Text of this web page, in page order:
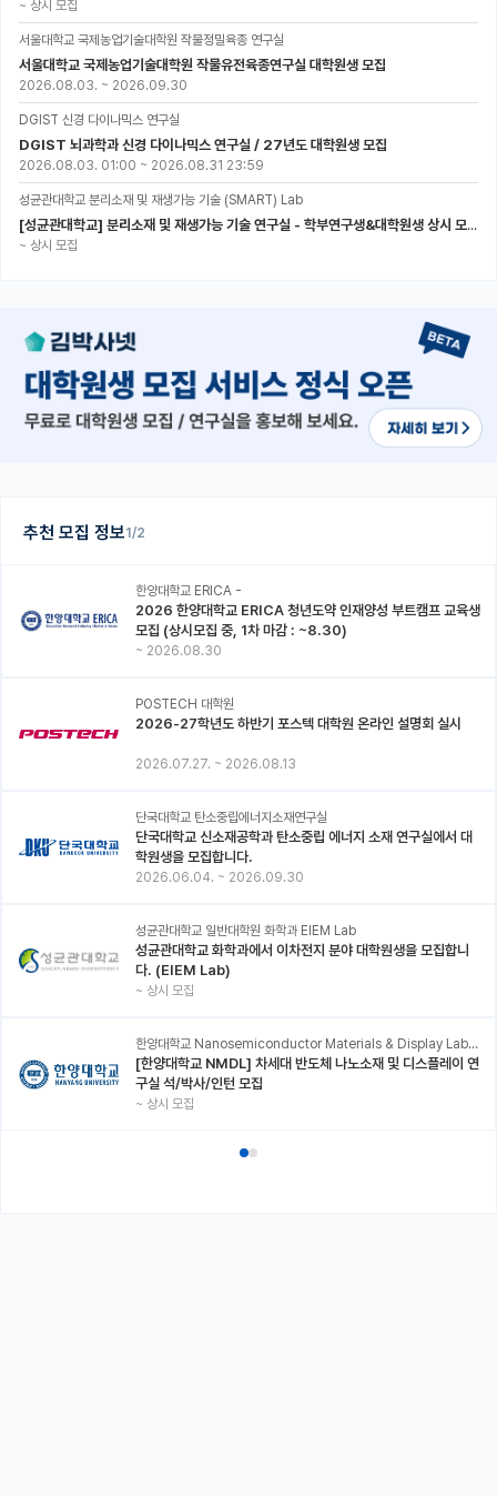
추천 모집 정보1/2
한양대학교 ERICA -
2026 한양대학교 ERICA 청년도약 인재양성 부트캠프 교육생
모집 (상시모집 중, 1차 마감 : ~8.30)
~ 2026.08.30
POSTECH 대학원
2026-27학년도 하반기 포스텍 대학원 온라인 설명회 실시
2026.07.27. ~ 2026.08.13
단국대학교 탄소중립에너지소재연구실
단국대학교 신소재공학과 탄소중립 에너지 소재 연구실에서 대
학원생을 모집합니다.
2026.06.04. ~ 2026.09.30
성균관대학교 일반대학원 화학과 EIEM Lab
성균관대학교 화학과에서 이차전지 분야 대학원생을 모집합니
다. (EIEM Lab)
~ 상시 모집
한양대학교 Nanosemiconductor Materials & Display Laboratory
[한양대학교 NMDL] 차세대 반도체 나노소재 및 디스플레이 연
구실 석/박사/인턴 모집
~ 상시 모집
~ 상시 모집
서울대학교 국제농업기술대학원 작물정밀육종 연구실
서울대학교 국제농업기술대학원 작물유전육종연구실 대학원생 모집
2026.08.03. ~ 2026.09.30
DGIST 신경 다이나믹스 연구실
DGIST 뇌과학과 신경 다이나믹스 연구실 / 27년도 대학원생 모집
2026.08.03. 01:00 ~ 2026.08.31 23:59
성균관대학교 분리소재 및 재생가능 기술 (SMART) Lab
[성균관대학교] 분리소재 및 재생가능 기술 연구실 - 학부연구생&대학원생 상시 모집 (미래에너지공학과)
~ 상시 모집